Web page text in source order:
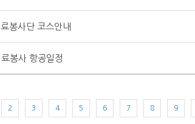
봉사단 코스안내
봉사 항공일정
2 3 4 5 6 7 8 9